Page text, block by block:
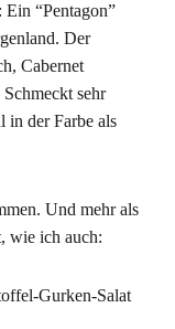
Ein “Pentagon”
Der
Cabernet
sehr
in der Farbe als
Und mehr als
wie ich auch: